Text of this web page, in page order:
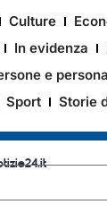
Culture
In evidenza
e
Sport Storie